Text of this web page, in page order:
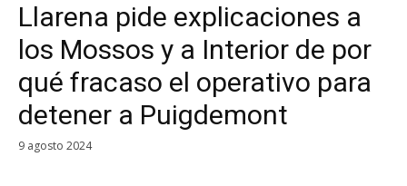
Llarena pide explicaciones a
los Mossos y a Interior de por
qué fracaso el operativo para
detener a Puigdemont
9 agosto 2024